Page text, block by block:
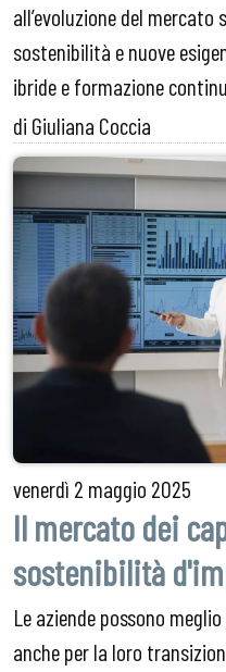
all’evoluzione del
sostenibilità e nuove
ibride e formazione
di Giuliana Coccia
venerdì 2 maggio 2025
Il mercato dei
sostenibilità
Le aziende possono
anche per la loro